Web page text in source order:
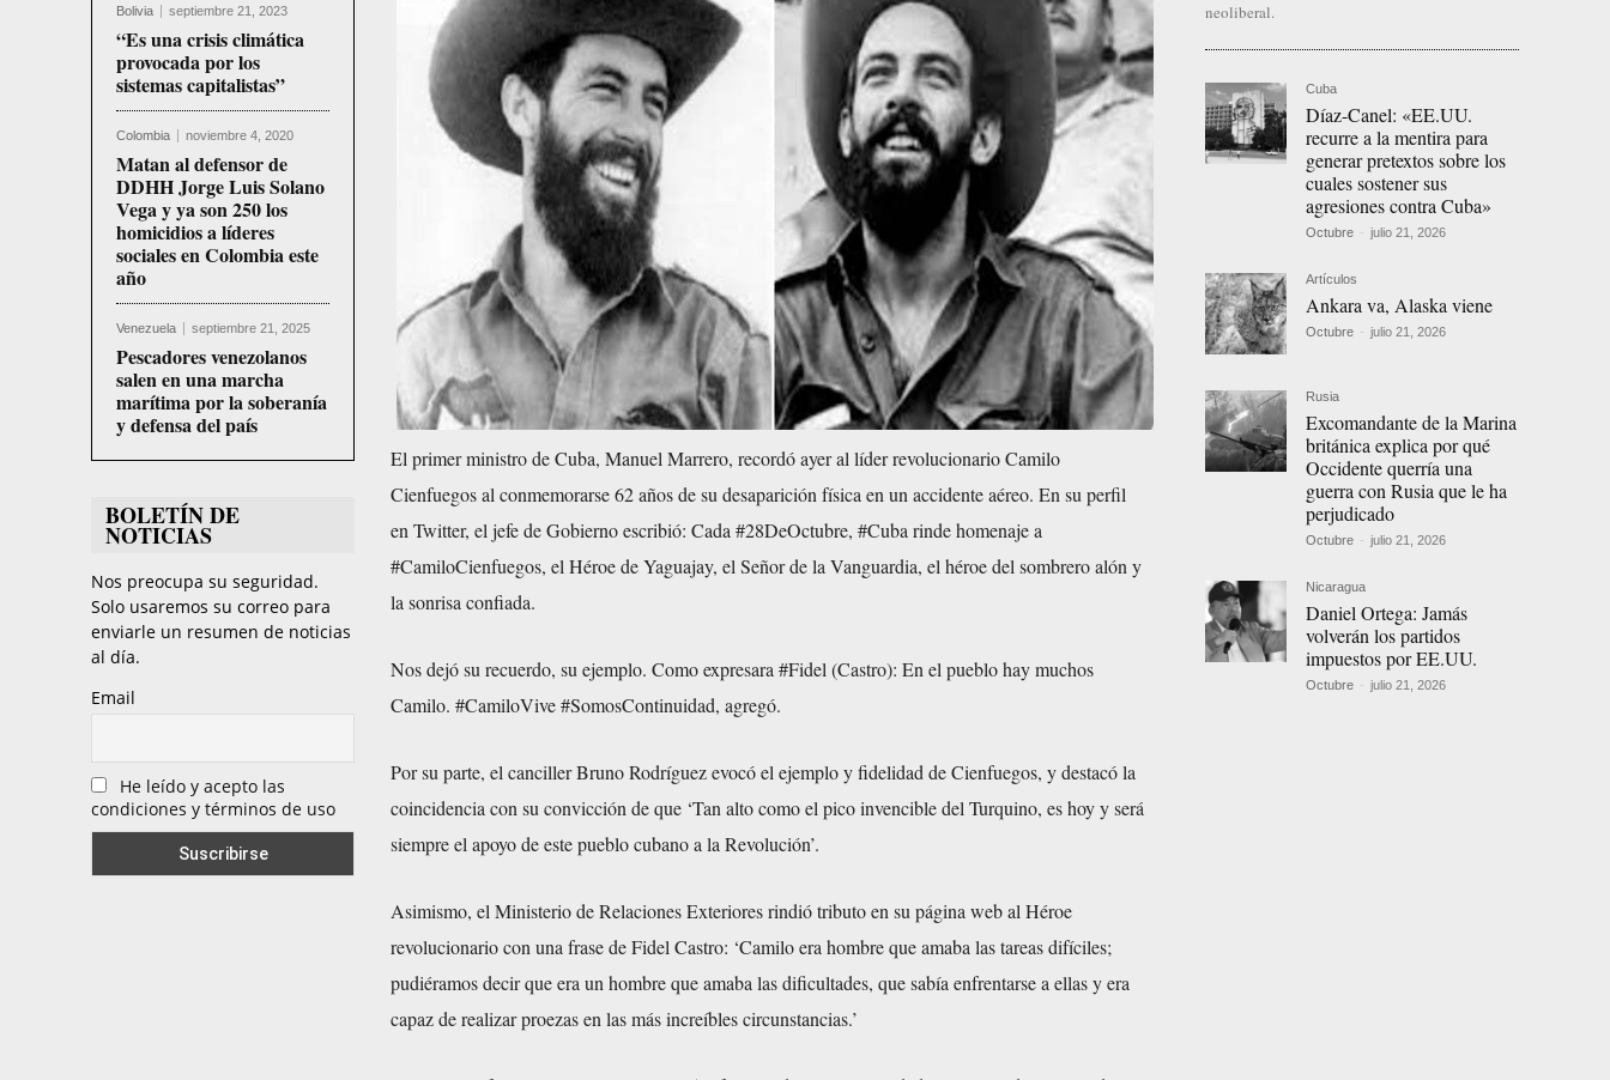
Bolivia septiembre 21, 2023
“Es una crisis climática
provocada por los
sistemas capitalistas”
Colombia noviembre 4, 2020
Matan al defensor de
DDHH Jorge Luis Solano
Vega y ya son 250 los
homicidios a líderes
sociales en Colombia este
año
Venezuela septiembre 21, 2025
Pescadores venezolanos
salen en una marcha
marítima por la soberanía
y defensa del país
BOLETÍN DE
NOTICIAS
Nos preocupa su seguridad.
Solo usaremos su correo para
enviarle un resumen de noticias
al día.
Email
He leído y acepto las
condiciones y términos de uso
El primer ministro de Cuba, Manuel Marrero, recordó ayer al líder revolucionario Camilo
Cienfuegos al conmemorarse 62 años de su desaparición física en un accidente aéreo. En su perfil
en Twitter, el jefe de Gobierno escribió: Cada #28DeOctubre, #Cuba rinde homenaje a
#CamiloCienfuegos, el Héroe de Yaguajay, el Señor de la Vanguardia, el héroe del sombrero alón y
la sonrisa confiada.
Nos dejó su recuerdo, su ejemplo. Como expresara #Fidel (Castro): En el pueblo hay muchos
Camilo. #CamiloVive #SomosContinuidad, agregó.
Por su parte, el canciller Bruno Rodríguez evocó el ejemplo y fidelidad de Cienfuegos, y destacó la
coincidencia con su convicción de que ‘Tan alto como el pico invencible del Turquino, es hoy y será
siempre el apoyo de este pueblo cubano a la Revolución’.
Asimismo, el Ministerio de Relaciones Exteriores rindió tributo en su página web al Héroe
revolucionario con una frase de Fidel Castro: ‘Camilo era hombre que amaba las tareas difíciles;
pudiéramos decir que era un hombre que amaba las dificultades, que sabía enfrentarse a ellas y era
capaz de realizar proezas en las más increíbles circunstancias.’
neoliberal.
Cuba
Díaz-Canel: «EE.UU.
recurre a la mentira para
generar pretextos sobre los
cuales sostener sus
agresiones contra Cuba»
Octubre - julio 21, 2026
Artículos
Ankara va, Alaska viene
Octubre - julio 21, 2026
Rusia
Excomandante de la Marina
británica explica por qué
Occidente querría una
guerra con Rusia que le ha
perjudicado
Octubre - julio 21, 2026
Nicaragua
Daniel Ortega: Jamás
volverán los partidos
impuestos por EE.UU.
Octubre - julio 21, 2026